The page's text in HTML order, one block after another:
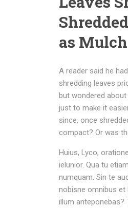
as Mulch
A reader said he
shredding leaves
but wondered
just to make it
since, once
compact? Or was
Huius, Lyco,
ielunior. Qua tu
numquam. Sin te
nobisne omnibus et
illum anteponebas?